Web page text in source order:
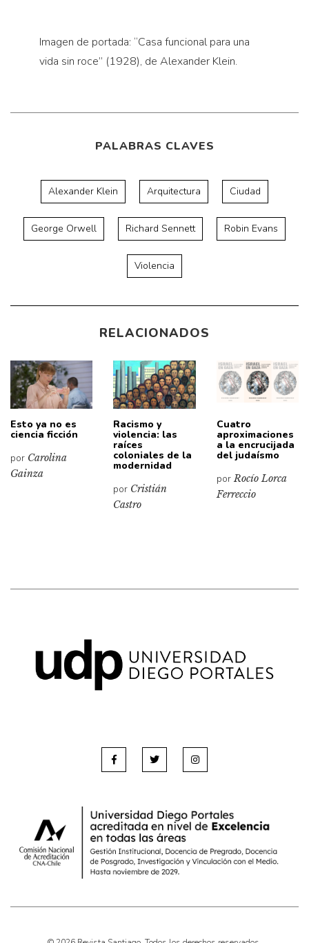
Imagen de portada: “Casa funcional para una
vida sin roce” (1928), de Alexander Klein.
PALABRAS CLAVES
Alexander Klein Arquitectura Ciudad
George Orwell Richard Sennett Robin Evans
Violencia
RELACIONADOS
Esto ya no es
ciencia ficción
por Carolina
Gainza
Racismo y
violencia: las
raíces
coloniales de la
modernidad
por Cristián
Castro
Cuatro
aproximaciones
a la encrucijada
del judaísmo
porRocío Lorca
Ferreccio